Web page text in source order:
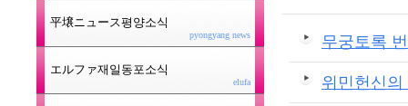
무궁토록
위민헌신의
平壌ニュース평양소식
pyongyang news
エルファ재일동포소식
elufa